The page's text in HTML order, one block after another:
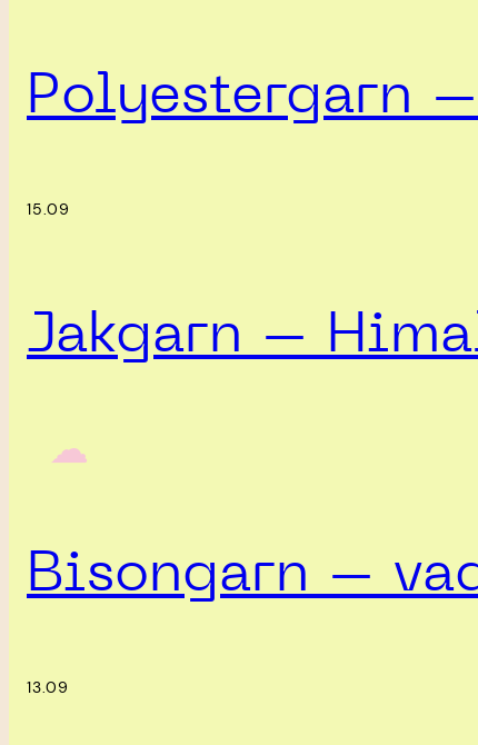
Polyestergarn
15.09
Jakgarn –
‎ ‎‎ ☁︎‎‎
Bisongarn –
13.09